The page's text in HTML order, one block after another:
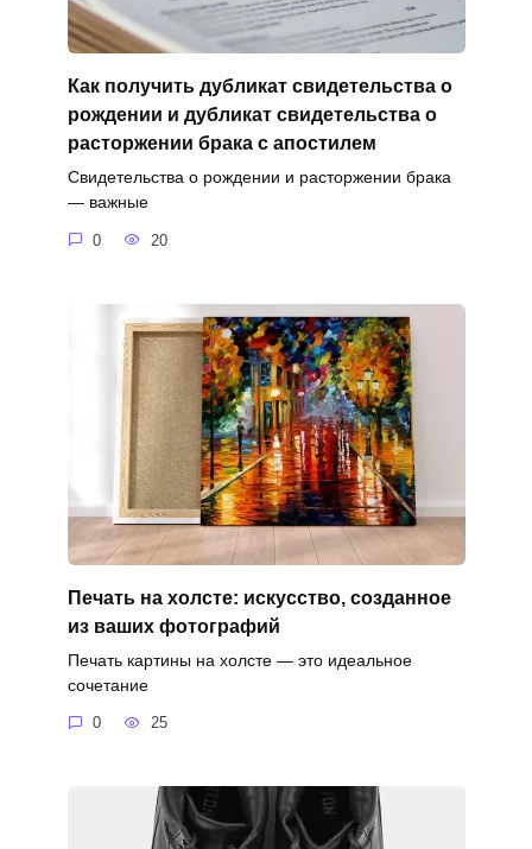
Как получить дубликат свидетельства о
рождении и дубликат свидетельства о
расторжении брака с апостилем
Свидетельства о рождении и расторжении брака
— важные
0 20
Печать на холсте: искусство, созданное
из ваших фотографий
Печать картины на холсте — это идеальное
сочетание
0 25